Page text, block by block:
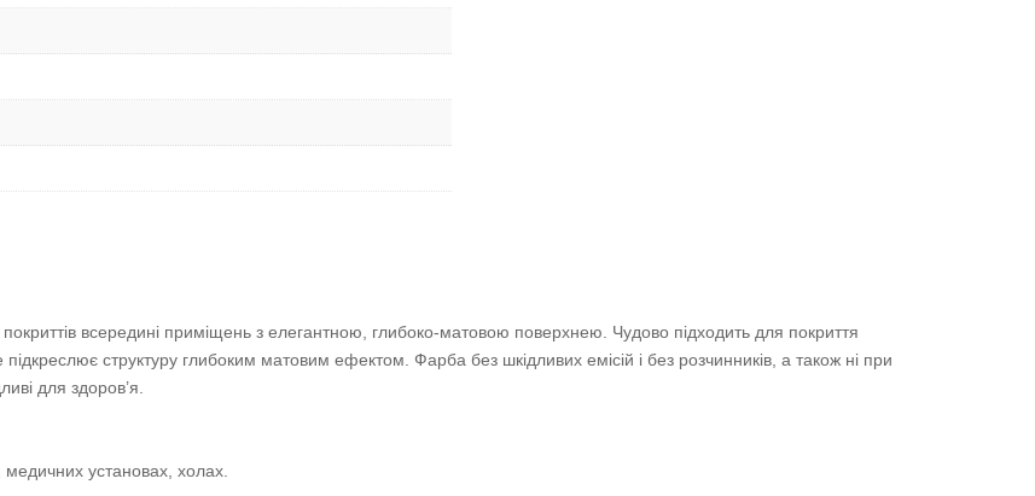
всередині приміщень з елегaнтною, глибоко-матовою поверхнею. Чудово підходить для покриття
структуру глибоким матовим ефектом. Фарба без шкідливих емісій і без розчинників, а також ні при
для здоров’я.
установах, холах.